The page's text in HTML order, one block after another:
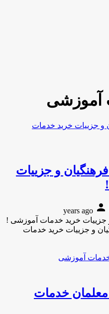
آموزشی
و جزییات
person
جزییات خرید خدمات آموزشی !
و جزییات خرید خدمات
خدمات